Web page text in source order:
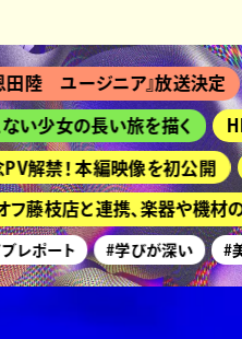
ニア』放送決定 『Ｔシ
の長い旅を描く
本編映像を初公開 京都
店と連携、楽器や機材の買取
ト #学びが深い #美術展